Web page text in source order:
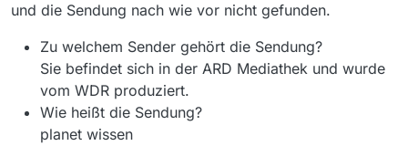
und die Sendung nach wie vor nicht gefunden.
Zu welchem Sender gehört die Sendung?
Sie befindet sich in der ARD Mediathek und wurde
vom WDR produziert.
Wie heißt die Sendung?
planet wissen